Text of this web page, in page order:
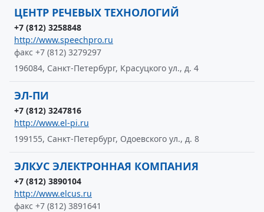
ЦЕНТР РЕЧЕВЫХ ТЕХНОЛОГИЙ
+7 (812) 3258848
http://www.speechpro.ru
факс +7 (812) 3279297
196084, Санкт-Петербург, Красуцкого ул., д. 4
ЭЛ-ПИ
+7 (812) 3247816
http://www.el-pi.ru
199155, Санкт-Петербург, Одоевского ул., д. 8
ЭЛКУС ЭЛЕКТРОННАЯ КОМПАНИЯ
+7 (812) 3890104
http://www.elcus.ru
факс +7 (812) 3891641